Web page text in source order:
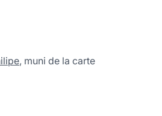
, muni de la carte